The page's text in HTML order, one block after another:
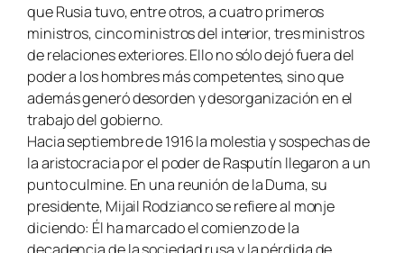
que Rusia tuvo, entre otros, a cuatro primeros
ministros, cinco ministros del interior, tres ministros
de relaciones exteriores. Ello no sólo dejó fuera del
poder a los hombres más competentes, sino que
además generó desorden y desorganización en el
trabajo del gobierno.
Hacia septiembre de 1916 la molestia y sospechas de
la aristocracia por el poder de Rasputín llegaron a un
punto culmine. En una reunión de la Duma, su
presidente, Mijail Rodzianco se refiere al monje
diciendo: Él ha marcado el comienzo de la